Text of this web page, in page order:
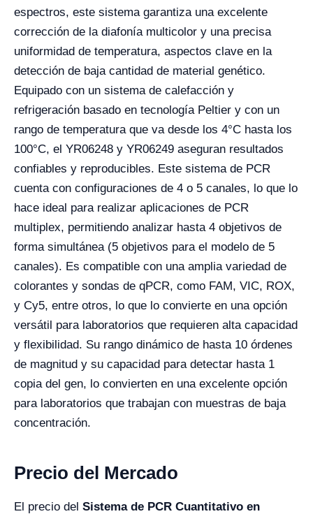
espectros, este sistema garantiza una excelente
corrección de la diafonía multicolor y una precisa
uniformidad de temperatura, aspectos clave en la
detección de baja cantidad de material genético.
Equipado con un sistema de calefacción y
refrigeración basado en tecnología Peltier y con un
rango de temperatura que va desde los 4°C hasta los
100°C, el YR06248 y YR06249 aseguran resultados
confiables y reproducibles. Este sistema de PCR
cuenta con configuraciones de 4 o 5 canales, lo que lo
hace ideal para realizar aplicaciones de PCR
multiplex, permitiendo analizar hasta 4 objetivos de
forma simultánea (5 objetivos para el modelo de 5
canales). Es compatible con una amplia variedad de
colorantes y sondas de qPCR, como FAM, VIC, ROX,
y Cy5, entre otros, lo que lo convierte en una opción
versátil para laboratorios que requieren alta capacidad
y flexibilidad. Su rango dinámico de hasta 10 órdenes
de magnitud y su capacidad para detectar hasta 1
copia del gen, lo convierten en una excelente opción
para laboratorios que trabajan con muestras de baja
concentración.
Precio del Mercado
El precio del Sistema de PCR Cuantitativo en